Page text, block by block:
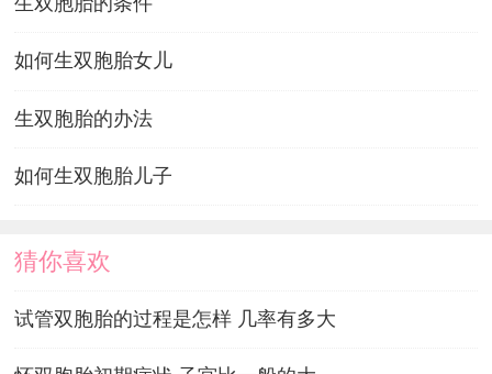
如何生双胞胎女儿
生双胞胎的办法
如何生双胞胎儿子
猜你喜欢
试管双胞胎的过程是怎样 几率有多大